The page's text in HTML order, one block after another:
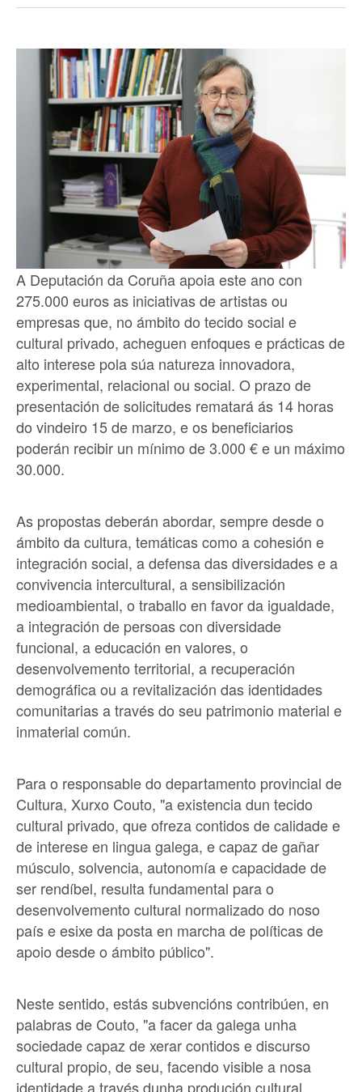
A Deputación da Coruña apoia este ano con
275.000 euros as iniciativas de artistas ou
empresas que, no ámbito do tecido social e
cultural privado, acheguen enfoques e prácticas de
alto interese pola súa natureza innovadora,
experimental, relacional ou social. O prazo de
presentación de solicitudes rematará ás 14 horas
do vindeiro 15 de marzo, e os beneficiarios
poderán recibir un mínimo de 3.000 € e un máximo
30.000.
As propostas deberán abordar, sempre desde o
ámbito da cultura, temáticas como a cohesión e
integración social, a defensa das diversidades e a
convivencia intercultural, a sensibilización
medioambiental, o traballo en favor da igualdade,
a integración de persoas con diversidade
funcional, a educación en valores, o
desenvolvemento territorial, a recuperación
demográfica ou a revitalización das identidades
comunitarias a través do seu patrimonio material e
inmaterial común.
Para o responsable do departamento provincial de
Cultura, Xurxo Couto, "a existencia dun tecido
cultural privado, que ofreza contidos de calidade e
de interese en lingua galega, e capaz de gañar
músculo, solvencia, autonomía e capacidade de
ser rendíbel, resulta fundamental para o
desenvolvemento cultural normalizado do noso
país e esixe da posta en marcha de políticas de
apoio desde o ámbito público".
Neste sentido, estás subvencións contribúen, en
palabras de Couto, "a facer da galega unha
sociedade capaz de xerar contidos e discurso
cultural propio, de seu, facendo visible a nosa
identidade a través dunha produción cultural